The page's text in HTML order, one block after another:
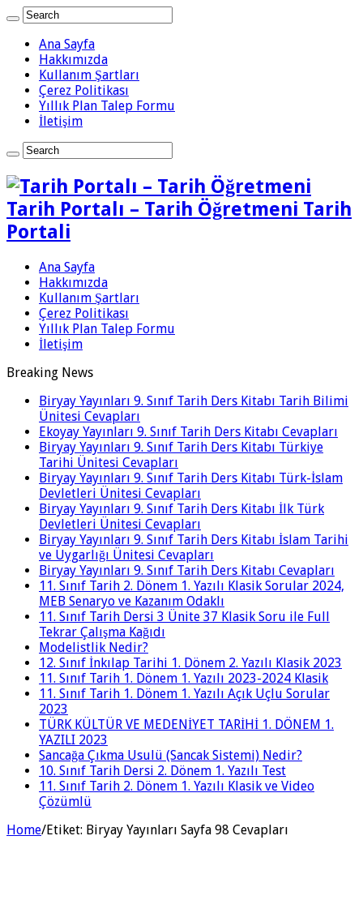
Ana Sayfa
Hakkımızda
Kullanım Şartları
Çerez Politikası
Yıllık Plan Talep Formu
İletişim
Tarih Portalı – Tarih Öğretmeni Tarih
Portali
Ana Sayfa
Hakkımızda
Kullanım Şartları
Çerez Politikası
Yıllık Plan Talep Formu
İletişim
Breaking News
Biryay Yayınları 9. Sınıf Tarih Ders Kitabı Tarih Bilimi
Ünitesi Cevapları
Ekoyay Yayınları 9. Sınıf Tarih Ders Kitabı Cevapları
Biryay Yayınları 9. Sınıf Tarih Ders Kitabı Türkiye
Tarihi Ünitesi Cevapları
Biryay Yayınları 9. Sınıf Tarih Ders Kitabı Türk-İslam
Devletleri Ünitesi Cevapları
Biryay Yayınları 9. Sınıf Tarih Ders Kitabı İlk Türk
Devletleri Ünitesi Cevapları
Biryay Yayınları 9. Sınıf Tarih Ders Kitabı İslam Tarihi
ve Uygarlığı Ünitesi Cevapları
Biryay Yayınları 9. Sınıf Tarih Ders Kitabı Cevapları
11. Sınıf Tarih 2. Dönem 1. Yazılı Klasik Sorular 2024,
MEB Senaryo ve Kazanım Odaklı
11. Sınıf Tarih Dersi 3 Ünite 37 Klasik Soru ile Full
Tekrar Çalışma Kağıdı
Modelistlik Nedir?
12. Sınıf İnkılap Tarihi 1. Dönem 2. Yazılı Klasik 2023
11. Sınıf Tarih 1. Dönem 1. Yazılı 2023-2024 Klasik
11. Sınıf Tarih 1. Dönem 1. Yazılı Açık Uçlu Sorular
2023
TÜRK KÜLTÜR VE MEDENİYET TARİHİ 1. DÖNEM 1.
YAZILI 2023
Sancağa Çıkma Usulü (Sancak Sistemi) Nedir?
10. Sınıf Tarih Dersi 2. Dönem 1. Yazılı Test
11. Sınıf Tarih 2. Dönem 1. Yazılı Klasik ve Video
Çözümlü
Home/Etiket: Biryay Yayınları Sayfa 98 Cevapları